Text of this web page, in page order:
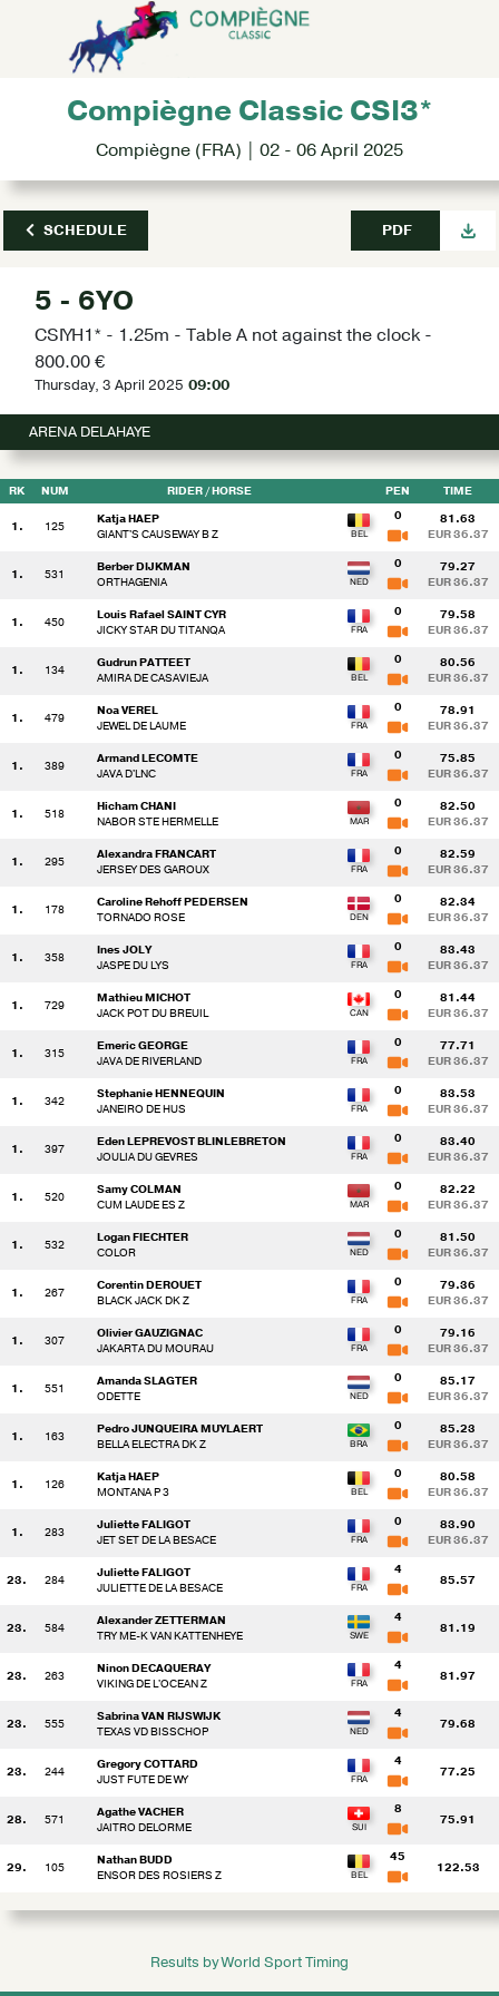
Compiègne Classic CSI3*
Compiègne (FRA) | 02 - 06 April 2025
SCHEDULE PDF
5 - 6YO
CSIYH1* - 1.25m - Table A not against the clock -
800.00 €
Thursday, 3 April 2025 09:00
ARENA DELAHAYE
RK NUM RIDER / HORSE PEN TIME
1. 125
Katja HAEP
GIANT'S CAUSEWAY B Z
0 81.63
EUR 36.37
1. 531
Berber DIJKMAN
ORTHAGENIA
0 79.27
EUR 36.37
1. 450
Louis Rafael SAINT CYR
JICKY STAR DU TITANQA
0 79.58
EUR 36.37
1. 134
Gudrun PATTEET
AMIRA DE CASAVIEJA
0 80.56
EUR 36.37
1. 479
Noa VEREL
JEWEL DE LAUME
0 78.91
EUR 36.37
1. 389
Armand LECOMTE
JAVA D'LNC
0 75.85
EUR 36.37
1. 518
Hicham CHANI
NABOR STE HERMELLE
0 82.50
EUR 36.37
1. 295
Alexandra FRANCART
JERSEY DES GAROUX
0 82.59
EUR 36.37
1. 178
Caroline Rehoff PEDERSEN
TORNADO ROSE
0 82.34
EUR 36.37
1. 358
Ines JOLY
JASPE DU LYS
0 83.43
EUR 36.37
1. 729
Mathieu MICHOT
JACK POT DU BREUIL
0 81.44
EUR 36.37
1. 315
Emeric GEORGE
JAVA DE RIVERLAND
0 77.71
EUR 36.37
1. 342
Stephanie HENNEQUIN
JANEIRO DE HUS
0 83.53
EUR 36.37
1. 397
Eden LEPREVOST BLINLEBRETON
JOULIA DU GEVRES
0 83.40
EUR 36.37
1. 520
Samy COLMAN
CUM LAUDE ES Z
0 82.22
EUR 36.37
1. 532
Logan FIECHTER
COLOR
0 81.50
EUR 36.37
1. 267
Corentin DEROUET
BLACK JACK DK Z
0 79.36
EUR 36.37
1. 307
Olivier GAUZIGNAC
JAKARTA DU MOURAU
0 79.16
EUR 36.37
1. 551
Amanda SLAGTER
ODETTE
0 85.17
EUR 36.37
1. 163
Pedro JUNQUEIRA MUYLAERT
BELLA ELECTRA DK Z
0 85.23
EUR 36.37
1. 126
Katja HAEP
MONTANA P 3
0 80.58
EUR 36.37
1. 283
Juliette FALIGOT
JET SET DE LA BESACE
0 83.90
EUR 36.37
23. 284
Juliette FALIGOT
JULIETTE DE LA BESACE
4
85.57
23. 584
Alexander ZETTERMAN
TRY ME-K VAN KATTENHEYE
4
81.19
23. 263
Ninon DECAQUERAY
VIKING DE L'OCEAN Z
4
81.97
23. 555
Sabrina VAN RIJSWIJK
TEXAS VD BISSCHOP
4
79.68
23. 244
Gregory COTTARD
JUST FUTE DE WY
4
77.25
28. 571
Agathe VACHER
JAITRO DELORME
8
75.91
29. 105
Nathan BUDD
ENSOR DES ROSIERS Z
45
122.53
Results by World Sport Timing